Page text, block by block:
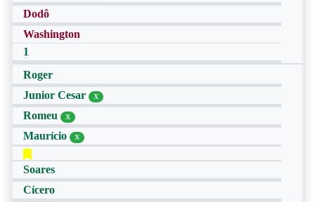
Dodô
Washington
1
Roger
Junior Cesar
X
Romeu X
Maurício X
Soares
Cícero